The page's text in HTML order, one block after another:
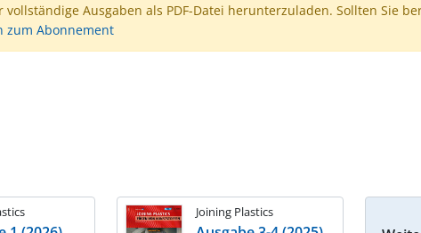
Ausgaben als PDF-Datei herunterzuladen. Sollten Sie
zum Abonnement
Joining Plastics